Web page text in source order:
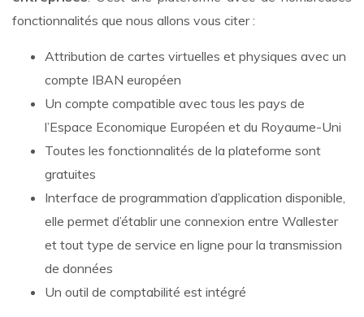
fonctionnalités que nous allons vous citer :
Attribution de cartes virtuelles et physiques avec un
compte IBAN européen
Un compte compatible avec tous les pays de
l’Espace Economique Européen et du Royaume-Uni
Toutes les fonctionnalités de la plateforme sont
gratuites
Interface de programmation d’application disponible,
elle permet d’établir une connexion entre Wallester
et tout type de service en ligne pour la transmission
de données
Un outil de comptabilité est intégré